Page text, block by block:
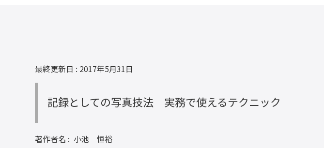
最終更新日 : 2017年5月31日
記録としての写真技法 実務で使えるテクニック
著作者名
小池 恒裕